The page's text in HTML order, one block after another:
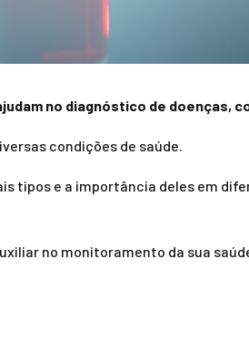
no diagnóstico de doenças,
condições de saúde.
tipos e a importância deles em
no monitoramento da sua